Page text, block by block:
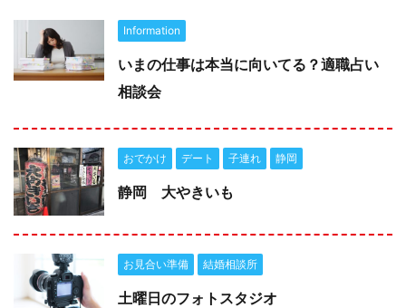
Information
いまの仕事は本当に向いてる？適職占い
相談会
おでかけ デート 子連れ 静岡
静岡 大やきいも
お見合い準備 結婚相談所
土曜日のフォトスタジオ